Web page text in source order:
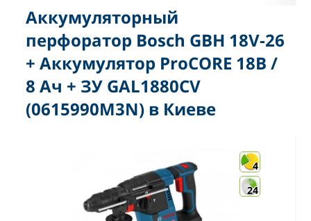
Аккумуляторный
перфоратор Bosch GBH 18V-26
+ Аккумулятор ProCORE 18В /
8 Ач + ЗУ GAL1880CV
(0615990M3N) в Киеве
4
24